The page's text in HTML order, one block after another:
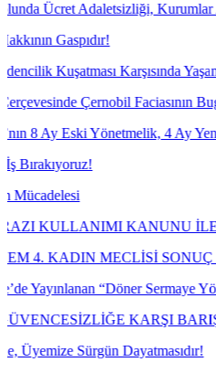
Kurumlar Arası Farklar
Karşısında Yaşam Alanlarının
Faciasının Bugüne Uyarısı
4 Ay Yeni Yönetmelik
KANUNU İLE ÇELTİK
SONUÇ BİLDİRGESİ
Sermaye Yönetmeliği”ne
KARŞI BARIŞ, LAİKLİK
Dayatmasıdır!